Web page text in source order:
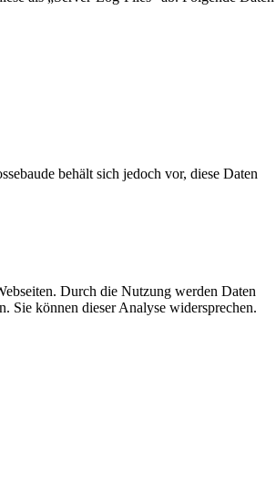
behält sich jedoch vor, diese Daten
Durch die Nutzung werden Daten
Sie können dieser Analyse widersprechen.